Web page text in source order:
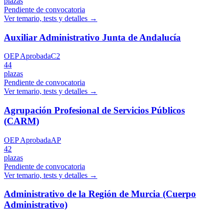
Pendiente de convocatoria
Ver temario, tests y detalles →
Auxiliar Administrativo Junta de Andalucía
OEP AprobadaC2
44
plazas
Pendiente de convocatoria
Ver temario, tests y detalles →
Agrupación Profesional de Servicios Públicos
(CARM)
OEP AprobadaAP
42
plazas
Pendiente de convocatoria
Ver temario, tests y detalles →
Administrativo de la Región de Murcia (Cuerpo
Administrativo)